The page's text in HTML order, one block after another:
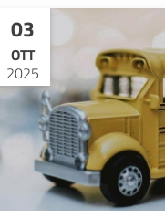
03
OTT
2025